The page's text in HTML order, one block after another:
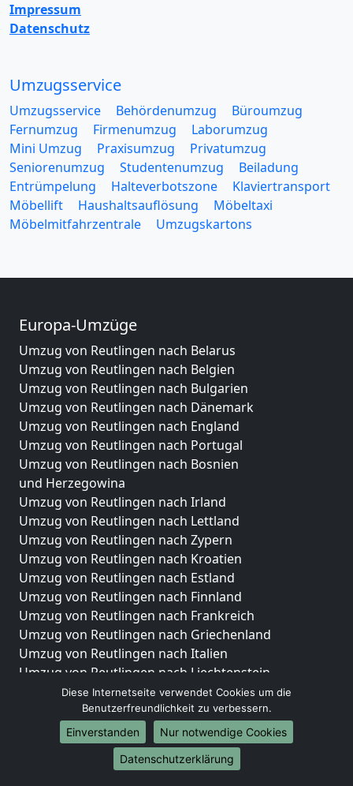
Impressum
Datenschutz
Umzugsservice
Umzugsservice Behördenumzug
Büroumzug
Fernumzug
Firmenumzug
Laborumzug
Mini Umzug
Praxisumzug
Privatumzug
Seniorenumzug
Studentenumzug
Beiladung
Entrümpelung
Halteverbotszone
Klaviertransport
Möbellift
Haushaltsauflösung
Möbeltaxi
Möbelmitfahrzentrale
Umzugskartons
Europa-Umzüge
Umzug von Reutlingen nach Belarus
Umzug von Reutlingen nach Belgien
Umzug von Reutlingen nach Bulgarien
Umzug von Reutlingen nach Dänemark
Umzug von Reutlingen nach England
Umzug von Reutlingen nach Portugal
Umzug von Reutlingen nach Bosnien
und Herzegowina
Umzug von Reutlingen nach Irland
Umzug von Reutlingen nach Lettland
Umzug von Reutlingen nach Zypern
Umzug von Reutlingen nach Kroatien
Umzug von Reutlingen nach Estland
Umzug von Reutlingen nach Finnland
Umzug von Reutlingen nach Frankreich
Umzug von Reutlingen nach Griechenland
Umzug von Reutlingen nach Italien
Umzug von Reutlingen nach Liechtenstein
Umzug von Reutlingen nach Luxemburg
Umzug von Reutlingen nach Niederlande
Umzug von Reutlingen nach Norwegen
Umzüge-Deutschlandweit
Diese Internetseite verwendet Cookies um die
Benutzerfreundlichkeit zu verbessern.
Einverstanden
Nur notwendige Cookies
Datenschutzerklärung